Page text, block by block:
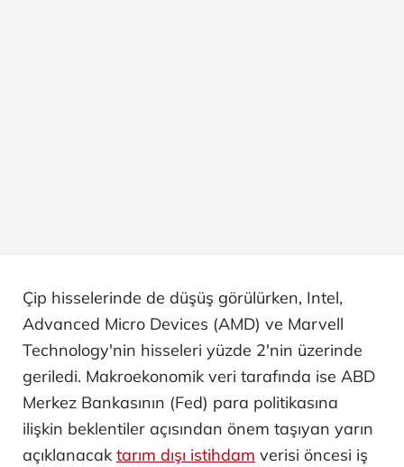
Çip hisselerinde de düşüş görülürken, Intel,
Advanced Micro Devices (AMD) ve Marvell
Technology'nin hisseleri yüzde 2'nin üzerinde
geriledi. Makroekonomik veri tarafında ise ABD
Merkez Bankasının (Fed) para politikasına
ilişkin beklentiler açısından önem taşıyan yarın
açıklanacak tarım dışı istihdam verisi öncesi iş